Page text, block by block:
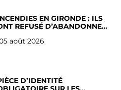
EN GIRONDE : ILS
REFUSÉ D’ABANDONNER
août 2026
D’IDENTITÉ